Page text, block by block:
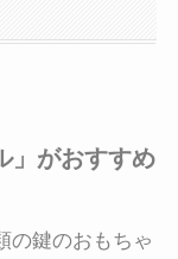
」がおすすめ
の鍵のおもちゃ